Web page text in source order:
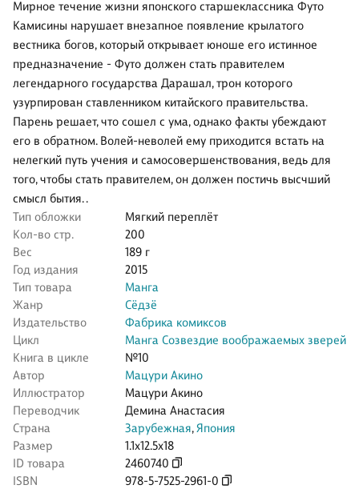
Мирное течение жизни японского старшеклассника Футо
Камисины нарушает внезапное появление крылатого
вестника богов, который открывает юноше его истинное
предназначение - Футо должен стать правителем
легендарного государства Дарашал, трон которого
узурпирован ставленником китайского правительства.
Парень решает, что сошел с ума, однако факты убеждают
его в обратном. Волей-неволей ему приходится встать на
нелегкий путь учения и самосовершенствования, ведь для
того, чтобы стать правителем, он должен постичь высчший
смысл бытия. .
Тип обложки
Мягкий переплёт
Кол-во стр.
200
Вес
189 г
Год издания
2015
Тип товара
Манга
Жанр
Сёдзё
Издательство
Фабрика комиксов
Цикл
Манга Созвездие воображаемых зверей
Книга в цикле
№10
Автор
Мацури Акино
Иллюстратор
Мацури Акино
Переводчик
Демина Анастасия
Страна
Зарубежная,Япония
Размер
1.1x12.5x18
ID товара
2460740
ISBN
978-5-7525-2961-0